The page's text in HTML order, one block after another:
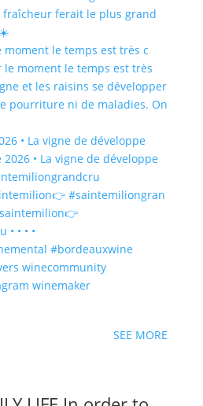
moment le temps est très c
• La vigne de développe
#saintemiliongran
SEE MORE